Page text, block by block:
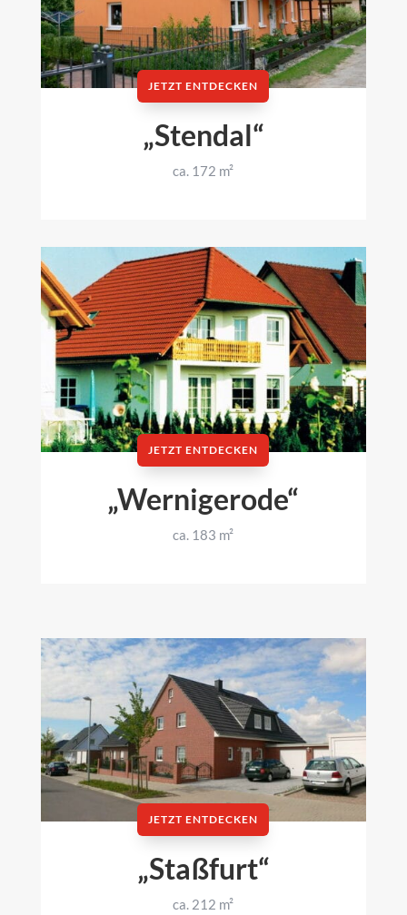
JETZT ENTDECKEN
„Stendal“
ca. 172 m²
JETZT ENTDECKEN
„Wernigerode“
ca. 183 m²
JETZT ENTDECKEN
„Staßfurt“
ca. 212 m²